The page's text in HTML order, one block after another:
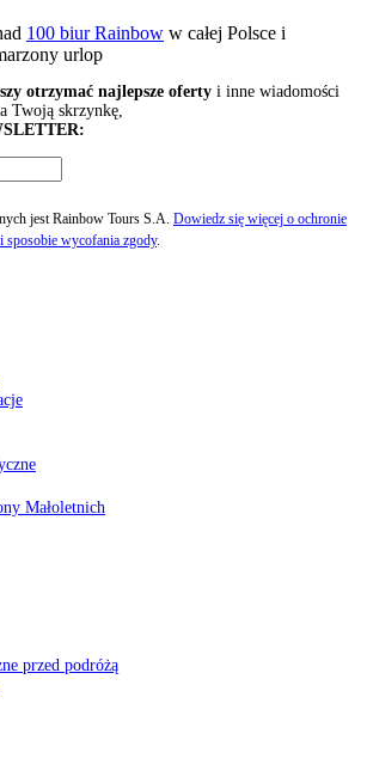
100 biur Rainbow w całej Polsce i
urlop
otrzymać najlepsze oferty i inne wiadomości
Twoją skrzynkę,
jest Rainbow Tours S.A. Dowiedz się więcej o ochronie
sposobie wycofania zgody.
Małoletnich
przed podróżą